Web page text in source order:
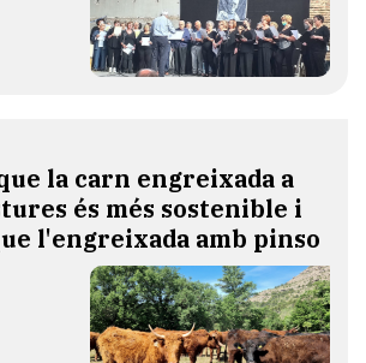
la carn engreixada a
és més sostenible i
l'engreixada amb pinso